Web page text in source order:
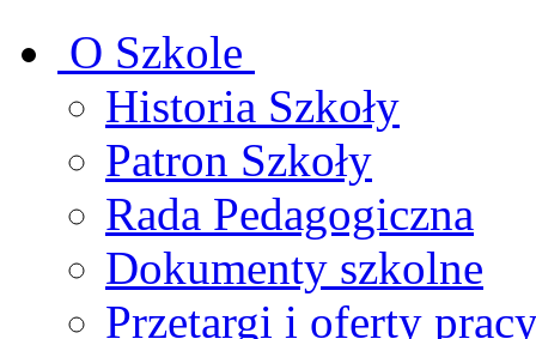
O Szkole
Historia Szkoły
Patron Szkoły
Rada Pedagogiczna
Dokumenty szkolne
Przetargi i oferty